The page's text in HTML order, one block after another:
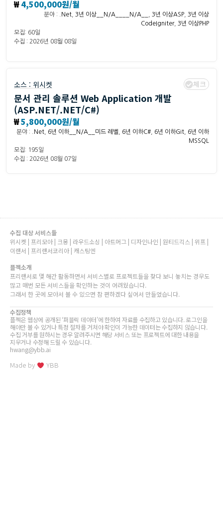
₩4,500,000원/월
분야 : .Net 3년 이상__N/A____N/A__ 3년 이상ASP
3년 이상
CodeIgniter, 3년 이상PHP
모집: 60일
수집 : 2026년 08월 08일
소스 : 위시켓 체크
문서 관리 솔루션 Web Application 개발
(ASP.NET/.NET/C#)
₩5,800,000원/월
분야 : .Net 6년 이하__N/A__미드 레벨 6년 이하C# 6년 이하Git
6년 이하
MSSQL
모집: 195일
수집 : 2026년 08월 07일
수집 대상 서비스들
위시켓 | 프리모아 | 크몽 | 라우드소싱 | 아트머그 | 디자인나인 | 원티드긱스 | 위프 |
이랜서 | 프리랜서코리아 | 캐스팅엔
플젝소개
프리랜서로 몇 해간 활동하면서 서비스별로 프로젝트들을 찾다 보니 놓치는 경우도
많고 매번 모든 서비스들을 확인하는 것이 어려웠습니다.
그래서 한 곳에 모아서 볼 수 있으면 참 편하겠다 싶어서 만들었습니다.
수집정책
플젝은 웹상에 공개된 ‘퍼블릭 데이터’에 한하여 자료를 수집하고 있습니다. 로그인을
해야만 볼 수 있거나 특정 절차를 거쳐야 확인이 가능한 데이터는 수집하지 않습니다.
수집 거부를 원하시는 경우 알려주시면 해당 서비스 또는 프로젝트에 대한 내용을
지우거나 수정해 드릴 수 있습니다.
hwang@ybb.ai
Made by YBB